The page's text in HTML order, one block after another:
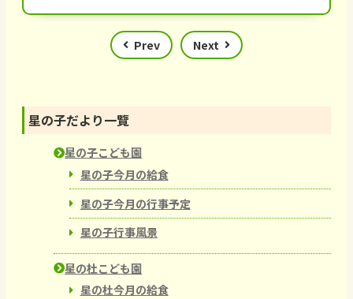
Prev Next
星の子だより一覽
星の子こども園
星の子今月の給食
星の子今月の行事予定
星の子行事風景
星の杜こども園
星の杜今月の給食